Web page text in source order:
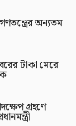
অন্যতম
টাকা মেরে
গ্রহণে